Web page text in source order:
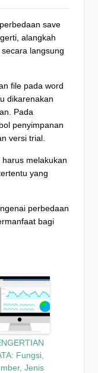
save
alangkah
langsung
file pada word
dikarenakan
Pada
penyimpanan
versi trial.
melakukan
yang
perbedaan
bagi
Fungsi,
Jenis